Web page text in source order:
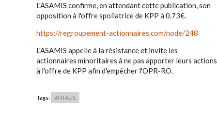
L'ASAMIS confirme, en attendant cette publication, son
opposition à l'offre spoliatrice de KPP à 0.73€.
https://regroupement-actionnaires.com/node/248
L'ASAMIS appelle à la résistance et invite les
actionnaires minoritaires à ne pas apporter leurs actions
à l'offre de KPP afin d'empêcher l'OPR-RO.
Tags: ANTALIS